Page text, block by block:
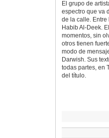
El grupo de
espectro que va
de la calle. Entre
Habib Al-Deek.
momentos, sin
otros tienen
modo de
Darwish. Sus
todas partes, en
del título.